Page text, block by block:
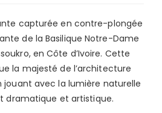
capturée en contre-plongée
de la Basilique Notre-Dame
en Côte d’Ivoire. Cette
la majesté de l’architecture
jouant avec la lumière naturelle
dramatique et artistique.